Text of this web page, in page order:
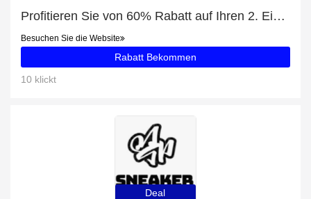
Profitieren Sie von 60% Rabatt auf Ihren 2. Einkauf
Besuchen Sie die Website
Rabatt Bekommen
10 klickt
Deal